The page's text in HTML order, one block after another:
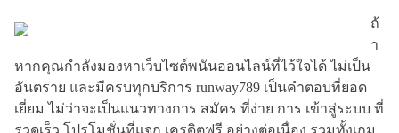
ถ้
า
หากคุณกำลังมองหาเว็บไซต์พนันออนไลน์ที่ไว้ใจได้ ไม่เป็น
อันตราย และมีครบทุกบริการ runway789 เป็นคำตอบที่ยอด
เยี่ยม ไม่ว่าจะเป็นแนวทางการ สมัคร ที่ง่าย การ เข้าสู่ระบบ ที่